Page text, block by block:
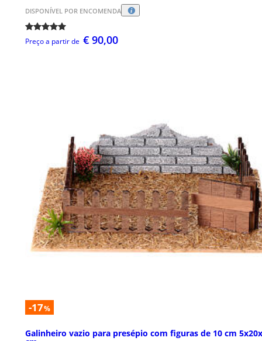
DISPONÍVEL POR ENCOMENDA
Preço a partir de € 90,00
-17%
Galinheiro vazio para presépio com figuras de 10 cm